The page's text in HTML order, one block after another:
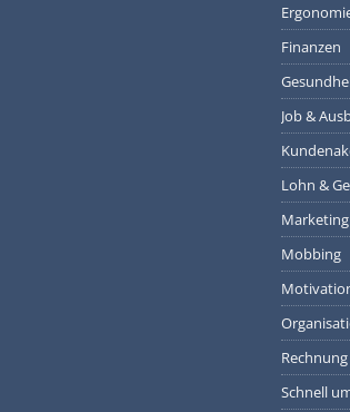
Finanzen
Job &
Lohn &
Marketing
Mobbing
Rechnung
Schnell